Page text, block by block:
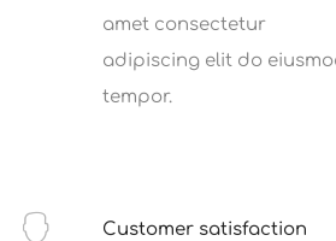
amet consectetur
adipiscing elit do
tempor.
Customer satisfaction